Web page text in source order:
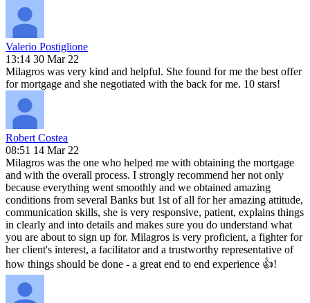
Valerio Postiglione
13:14 30 Mar 22
Milagros was very kind and helpful. She found for me the best offer
for mortgage and she negotiated with the back for me. 10 stars!
Robert Costea
08:51 14 Mar 22
Milagros was the one who helped me with obtaining the mortgage
and with the overall process. I strongly recommend her not only
because everything went smoothly and we obtained amazing
conditions from several Banks but 1st of all for her amazing attitude,
communication skills, she is very responsive, patient, explains things
in clearly and into details and makes sure you do understand what
you are about to sign up for. Milagros is very proficient, a fighter for
her client's interest, a facilitator and a trustworthy representative of
how things should be done - a great end to end experience 👍!